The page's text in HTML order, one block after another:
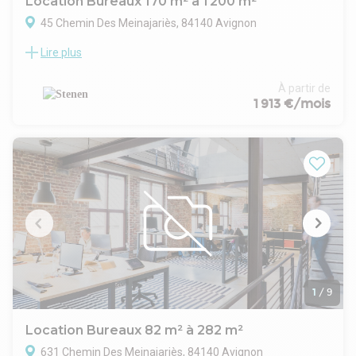
45 Chemin Des Meinajariès, 84140 Avignon
Stenen vous propose à la location des bureaux d'une surface
coeur de la zone d'Agroparc à Avignon.
L'immeuble, entièrement rénové, développe des plateaux
Les surfaces modulables permettent une adaptation précise
aux besoins des entreprises, qu'il s'agisse d'une implantation
partielle ou d'une prise à bail plus importante.
Le site bénéficie de nombreux emplacements de
stationnement ainsi que d'une excellente accessibilité, à
proximité immédiate des axes autoroutiers et des
transports.
Un emplacement stratégique au sein d'un pôle tertiaire
reconnu, idéal pour installer durablement votre activité.
Lire plus
À partir de
1 913 €/mois
1 / 9
Location Bureaux 82 m² à 282 m²
631 Chemin Des Meinajariès, 84140 Avignon